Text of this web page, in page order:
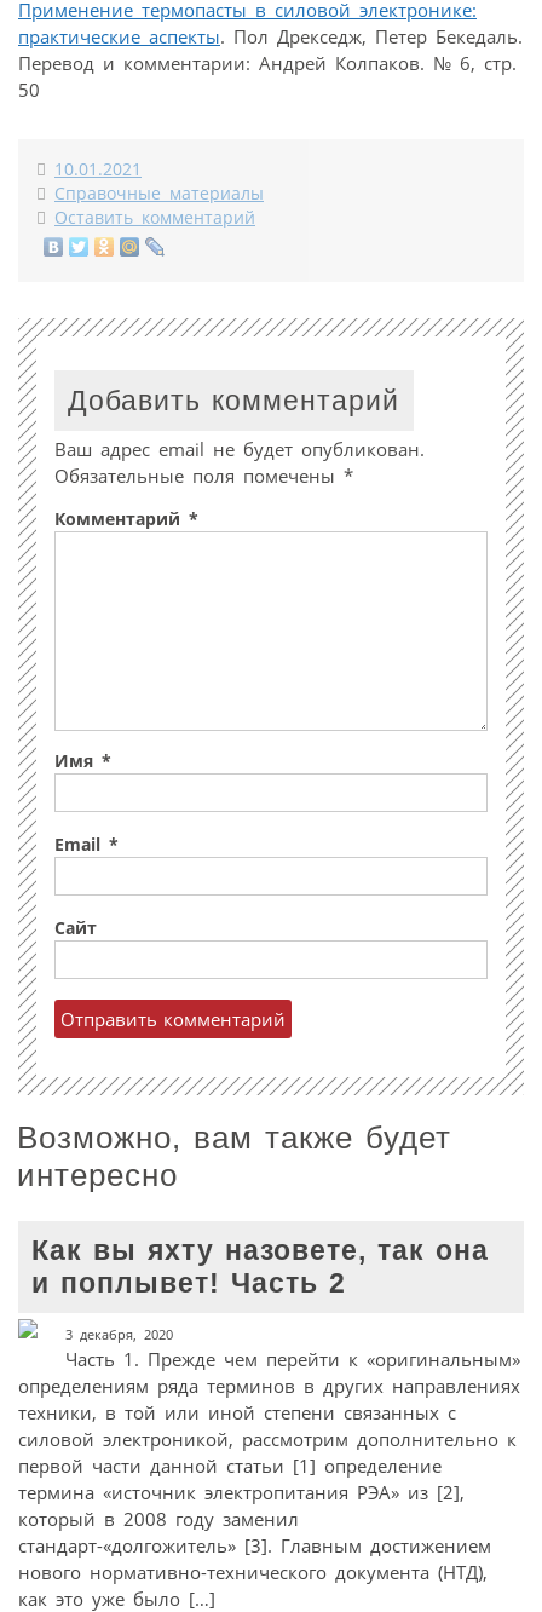
Применение термопасты в силовой электронике:
практические аспекты. Пол Дрекседж, Петер Бекедаль.
Перевод и комментарии: Андрей Колпаков. № 6, стр.
50
10.01.2021
Справочные материалы
Оставить комментарий
Добавить комментарий
Ваш адрес email не будет опубликован.
Обязательные поля помечены *
Комментарий *
Имя *
Email *
Сайт
Возможно, вам также будет
интересно
Как вы яхту назовете, так она
и поплывет! Часть 2
3 декабря, 2020
Часть 1. Прежде чем перейти к «оригинальным»
определениям ряда терминов в других направлениях
техники, в той или иной степени связанных с
силовой электроникой, рассмотрим дополнительно к
первой части данной статьи [1] определение
термина «источник электропитания РЭА» из [2],
который в 2008 году заменил
стандарт-«долгожитель» [3]. Главным достижением
нового нормативно-технического документа (НТД),
как это уже было […]